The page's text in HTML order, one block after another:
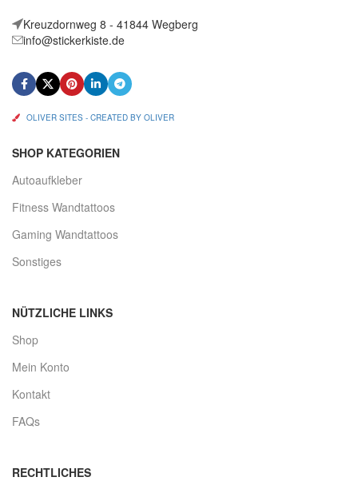
Kreuzdornweg 8 - 41844 Wegberg
info@stickerkiste.de
OLIVER SITES - CREATED BY OLIVER
SHOP KATEGORIEN
Autoaufkleber
Fitness Wandtattoos
Gaming Wandtattoos
Sonstiges
NÜTZLICHE LINKS
Shop
Mein Konto
Kontakt
FAQs
RECHTLICHES